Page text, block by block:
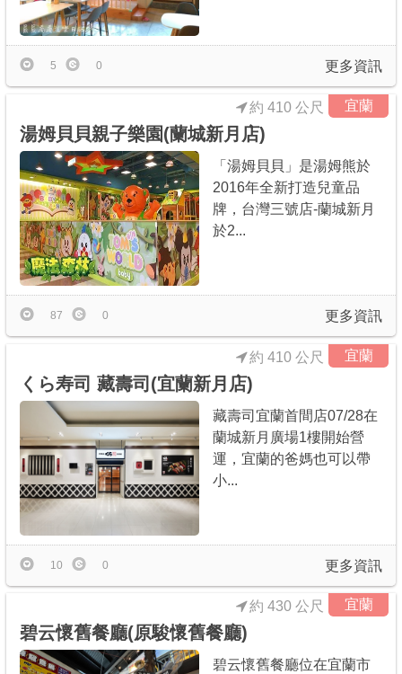
更多資訊
5 0
宜蘭
約 410 公尺
湯姆貝貝親子樂園(蘭城新月店)
「湯姆貝貝」是湯姆熊於
2016年全新打造兒童品
牌，台灣三號店-蘭城新月
於2...
更多資訊
87 0
宜蘭
約 410 公尺
くら寿司 藏壽司(宜蘭新月店)
藏壽司宜蘭首間店07/28在
蘭城新月廣場1樓開始營
運，宜蘭的爸媽也可以帶
小...
更多資訊
10 0
宜蘭
約 430 公尺
碧云懷舊餐廳(原駿懷舊餐廳)
碧云懷舊餐廳位在宜蘭市